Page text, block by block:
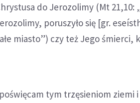
do Jerozolimy (Mt 21,10:
poruszyło się [gr.
miasto”) czy też Jego śmierci,
tym trzęsieniom